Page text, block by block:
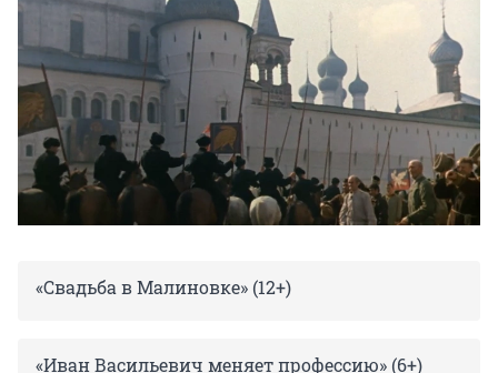
«Свадьба в Малиновке» (12+)
«Иван Васильевич меняет профессию» (6+)